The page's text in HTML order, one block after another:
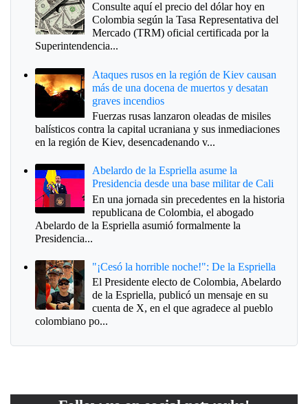
Consulte aquí el precio del dólar hoy en
Colombia según la Tasa Representativa del
Mercado (TRM) oficial certificada por la
Superintendencia...
Ataques rusos en la región de Kiev causan
más de una docena de muertos y desatan
graves incendios
Fuerzas rusas lanzaron oleadas de misiles
balísticos contra la capital ucraniana y sus inmediaciones
en la región de Kiev, desencadenando v...
Abelardo de la Espriella asume la
Presidencia desde una base militar de Cali
En una jornada sin precedentes en la historia
republicana de Colombia, el abogado
Abelardo de la Espriella asumió formalmente la
Presidencia...
"¡Cesó la horrible noche!": De la Espriella
El Presidente electo de Colombia, Abelardo
de la Espriella, publicó un mensaje en su
cuenta de X, en el que agradece al pueblo
colombiano po...